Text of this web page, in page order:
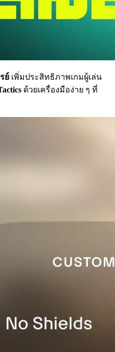
ย์ เพิ่มประสิทธิภาพเกมผู้เล่น
ด้วยเครื่องมือง่าย ๆ ที่